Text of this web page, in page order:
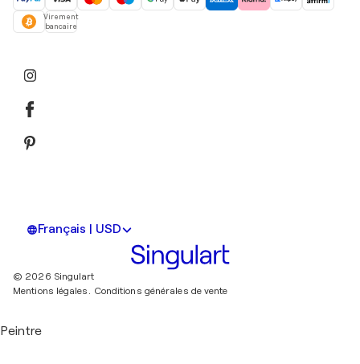
Virement
bancaire
Français | USD
© 2026 Singulart
Mentions légales. Conditions générales de vente
Peintre